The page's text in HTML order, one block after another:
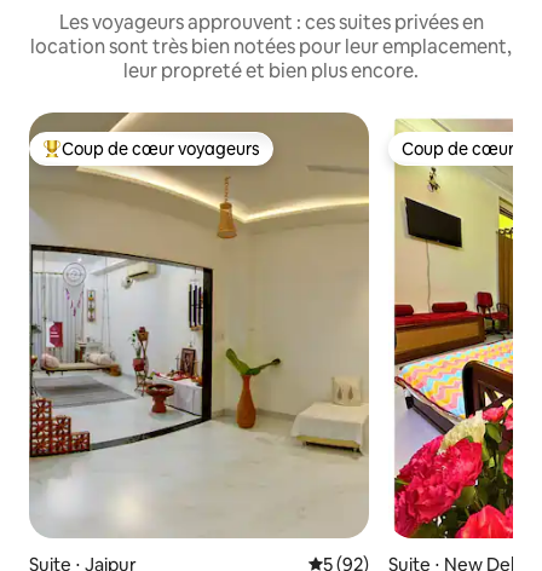
Les voyageurs approuvent : ces suites privées en
location sont très bien notées pour leur emplacement,
leur propreté et bien plus encore.
Coups de cœur voyageurs les plus appréciés
Coup de cœur voyageurs
Suite ⋅ Jaipur Évaluation moyenne sur la
5 (92)
Coup de cœur
Coup de cœur
Suite ⋅ New Delhi